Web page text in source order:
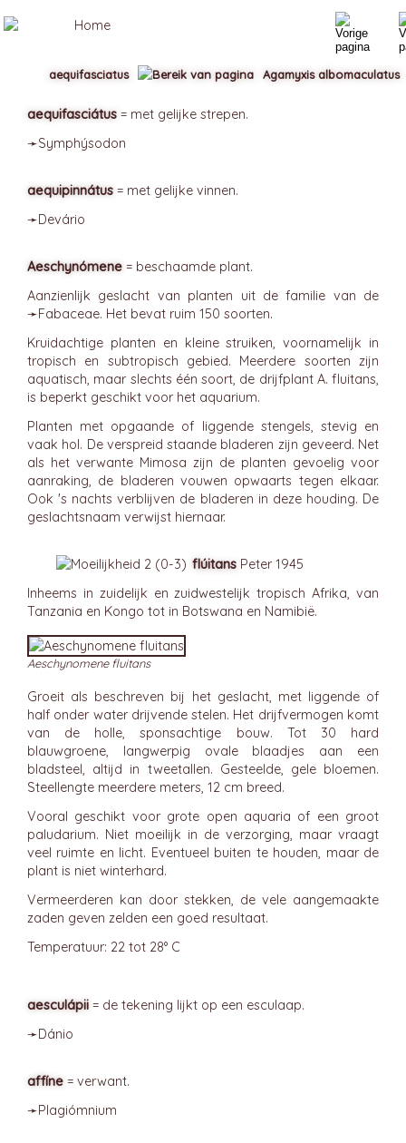
aequifasciátus = met gelijke strepen.
➛Symphýsodon
aequipinnátus = met gelijke vinnen.
➛Devário
Aeschynómene = beschaamde plant.
Aanzienlijk geslacht van planten uit de familie van de
➛Fabaceae. Het bevat ruim 150 soorten.
Kruidachtige planten en kleine struiken, voornamelijk in
tropisch en subtropisch gebied. Meerdere soorten zijn
aquatisch, maar slechts één soort, de drijfplant A. fluitans,
is beperkt geschikt voor het aquarium.
Planten met opgaande of liggende stengels, stevig en
vaak hol. De verspreid staande bladeren zijn geveerd. Net
als het verwante Mimosa zijn de planten gevoelig voor
aanraking, de bladeren vouwen opwaarts tegen elkaar.
Ook 's nachts verblijven de bladeren in deze houding. De
geslachtsnaam verwijst hiernaar.
flúitans Peter 1945
Inheems in zuidelijk en zuidwestelijk tropisch Afrika, van
Tanzania en Kongo tot in Botswana en Namibië.
Aeschynomene fluitans
Groeit als beschreven bij het geslacht, met liggende of
half onder water drijvende stelen. Het drijfvermogen komt
van de holle, sponsachtige bouw. Tot 30 hard
blauwgroene, langwerpig ovale blaadjes aan een
bladsteel, altijd in tweetallen. Gesteelde, gele bloemen.
Steellengte meerdere meters, 12 cm breed.
Vooral geschikt voor grote open aquaria of een groot
paludarium. Niet moeilijk in de verzorging, maar vraagt
veel ruimte en licht. Eventueel buiten te houden, maar de
plant is niet winterhard.
Vermeerderen kan door stekken, de vele aangemaakte
zaden geven zelden een goed resultaat.
Temperatuur: 22 tot 28° C
aesculápii = de tekening lijkt op een esculaap.
➛Dánio
affíne = verwant.
➛Plagiómnium
aequifasciatus Agamyxis albomaculatus